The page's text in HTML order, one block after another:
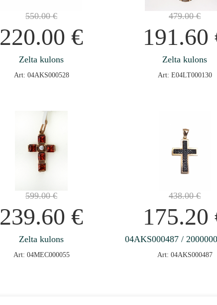
550.00€
220.00€
Zelta kulons
Art: 04AKS000528
479.00€
191.60
Zelta kulons
Art: E04LT000130
599.00€
239.60€
Zelta kulons
Art: 04MEC000055
438.00€
175.20
04AKS000487 /
Art: 04AKS000487